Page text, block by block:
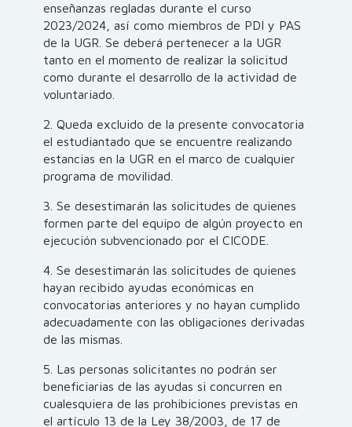
enseñanzas regladas durante el curso
2023/2024, así como miembros de PDI y PAS
de la UGR. Se deberá pertenecer a la UGR
tanto en el momento de realizar la solicitud
como durante el desarrollo de la actividad de
voluntariado.
2. Queda excluido de la presente convocatoria
el estudiantado que se encuentre realizando
estancias en la UGR en el marco de cualquier
programa de movilidad.
3. Se desestimarán las solicitudes de quienes
formen parte del equipo de algún proyecto en
ejecución subvencionado por el CICODE.
4. Se desestimarán las solicitudes de quienes
hayan recibido ayudas económicas en
convocatorias anteriores y no hayan cumplido
adecuadamente con las obligaciones derivadas
de las mismas.
5. Las personas solicitantes no podrán ser
beneficiarias de las ayudas si concurren en
cualesquiera de las prohibiciones previstas en
el artículo 13 de la Ley 38/2003, de 17 de